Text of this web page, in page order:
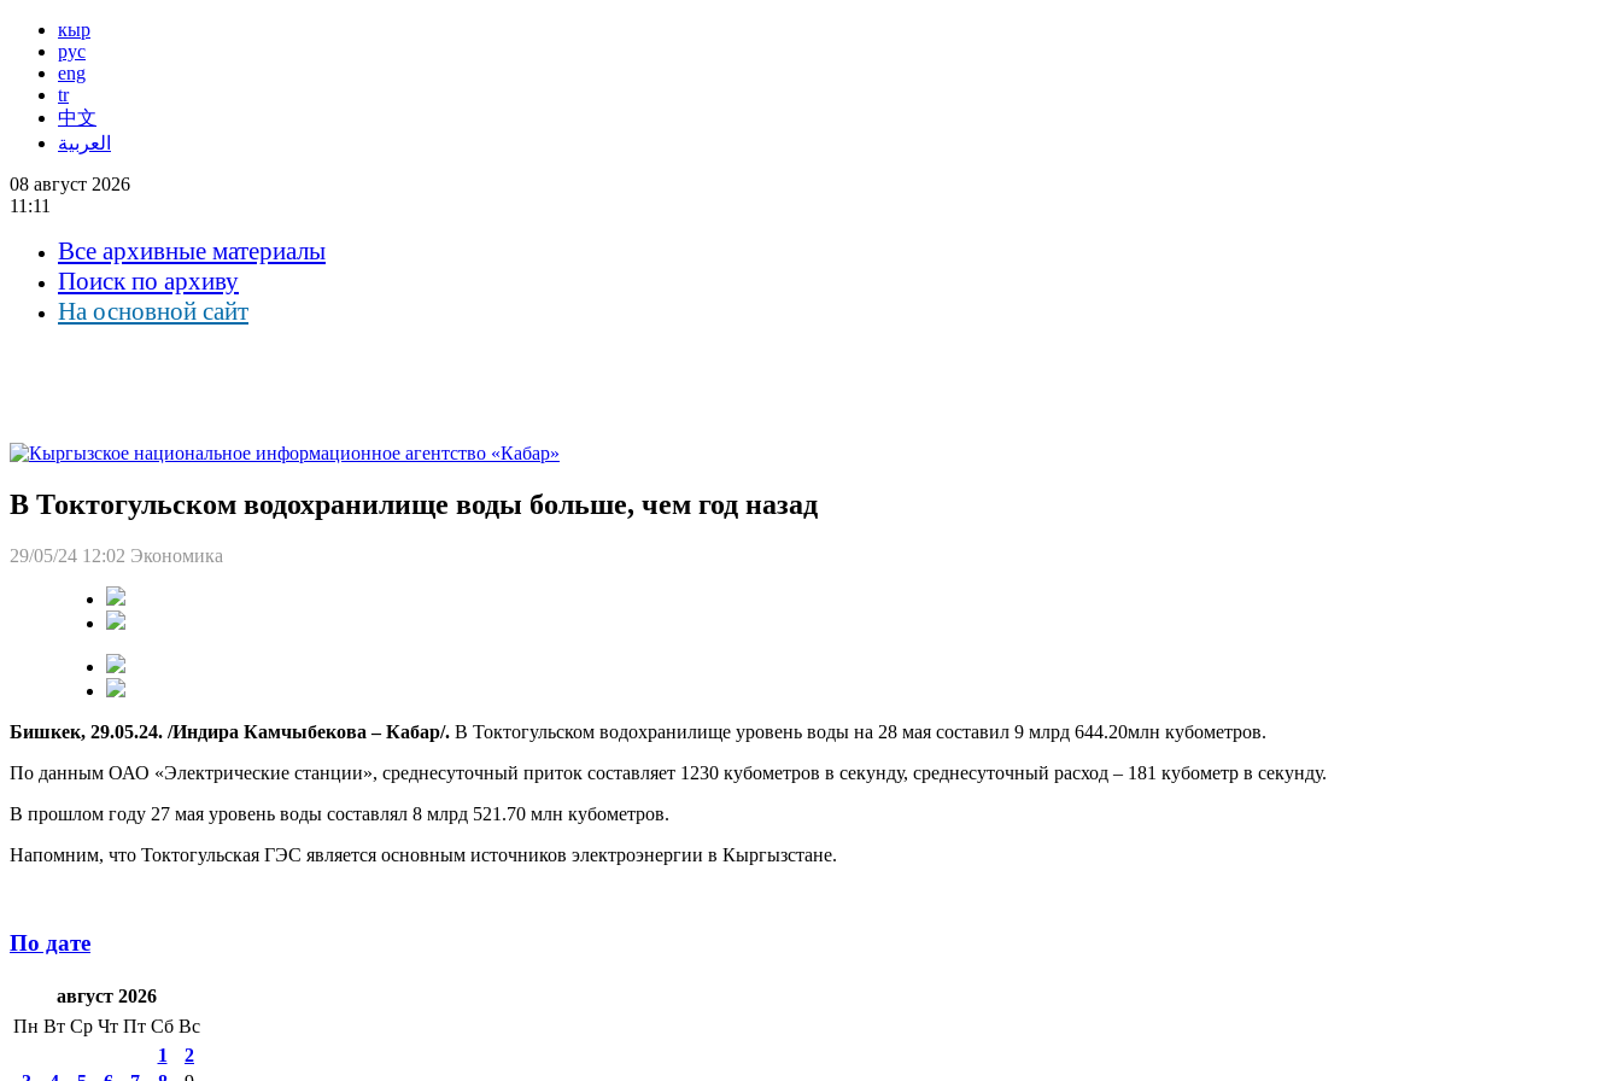
кыр
рус
eng
tr
中文
العربية
08 август 2026
11:11
Все архивные материалы
Поиск по архиву
На основной сайт
В Токтогульском водохранилище воды больше, чем год назад
29/05/24 12:02 Экономика
Бишкек, 29.05.24. /Индира Камчыбекова – Кабар/. В Токтогульском водохранилище уровень воды на 28 мая составил 9 млрд 644.20млн кубометров.
По данным ОАО «Электрические станции», среднесуточный приток составляет 1230 кубометров в секунду, среднесуточный расход – 181 кубометр в секунду.
В прошлом году 27 мая уровень воды составлял 8 млрд 521.70 млн кубометров.
Напомним, что Токтогульская ГЭС является основным источников электроэнергии в Кыргызстане.
По дате
август 2026
Пн Вт Ср Чт Пт Сб Вс
1
2